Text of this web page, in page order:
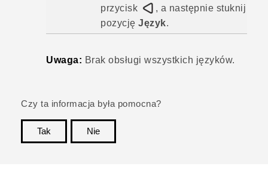
przycisk
, a następnie stuknij
pozycję Język.
Uwaga: Brak obsługi wszystkich języków.
Czy ta informacja była pomocna?
Tak
Nie